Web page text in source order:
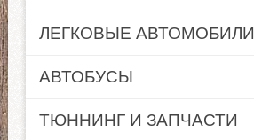
ЛЕГКОВЫЕ АВТОМОБИЛИ
АВТОБУСЫ
ТЮННИНГ И ЗАПЧАСТИ